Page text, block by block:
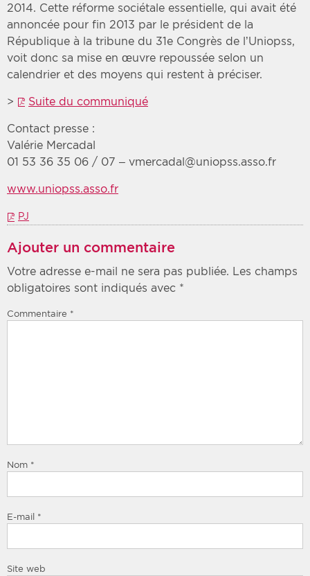
2014. Cette réforme sociétale essentielle, qui avait été
annoncée pour fin 2013 par le président de la
République à la tribune du 31e Congrès de l’Uniopss,
voit donc sa mise en œuvre repoussée selon un
calendrier et des moyens qui restent à préciser.
> Suite du communiqué
Contact presse :
Valérie Mercadal
01 53 36 35 06 / 07 – vmercadal@uniopss.asso.fr
www.uniopss.asso.fr
PJ
Ajouter un commentaire
Votre adresse e-mail ne sera pas publiée. Les champs
obligatoires sont indiqués avec *
Commentaire *
Nom *
E-mail *
Site web